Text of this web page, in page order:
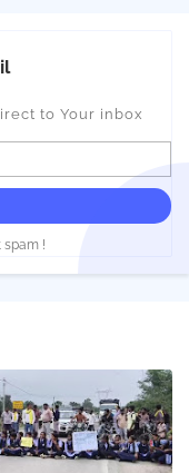
to Your inbox
spam !